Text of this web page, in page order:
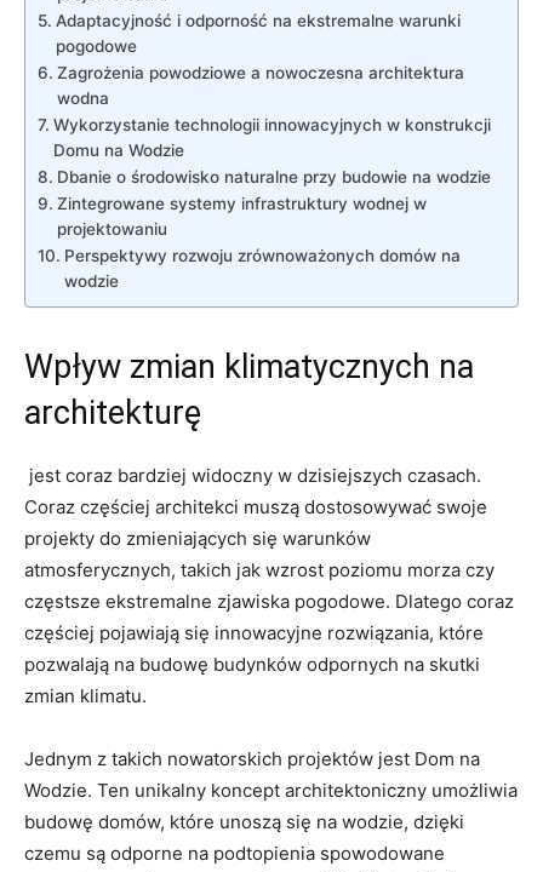
Adaptacyjność i odporność na ekstremalne warunki
pogodowe
Zagrożenia powodziowe ​a ‍nowoczesna‍ architektura
‍wodna
Wykorzystanie ⁤technologii‌ innowacyjnych ​w konstrukcji
Domu na Wodzie
Dbanie o środowisko naturalne‍ przy ‍budowie na wodzie
Zintegrowane systemy infrastruktury wodnej w
projektowaniu
Perspektywy rozwoju zrównoważonych domów ⁤na
wodzie
Wpływ zmian klimatycznych na​
architekturę
‍ jest coraz bardziej widoczny w dzisiejszych czasach.
Coraz częściej architekci muszą⁤ dostosowywać swoje
projekty do⁤ zmieniających się ⁣warunków
atmosferycznych, takich jak wzrost poziomu morza czy‌
częstsze ekstremalne zjawiska pogodowe.​ Dlatego⁤ coraz
częściej pojawiają się innowacyjne rozwiązania, które⁣
pozwalają na‌ budowę budynków‌ odpornych na skutki⁣
zmian klimatu.
Jednym z takich nowatorskich projektów jest Dom ‌na
Wodzie. ⁢Ten unikalny​ koncept architektoniczny umożliwia
budowę domów, które unoszą się na wodzie, dzięki
⁢czemu są odporne na podtopienia spowodowane